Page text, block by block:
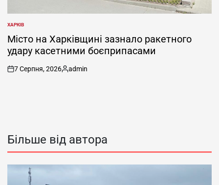
ОПУБЛІКУВАТИ
У
ХАРКІВ
Місто на Харківщині зазнало ракетного
удару касетними боєприпасами
on
7 Серпня, 2026
Опубліковано
admin
Більше від автора